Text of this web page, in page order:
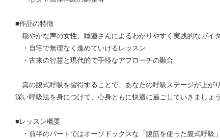
■作品の特徴
穏やかな声の女性、睡蓮さんによるわかりやすく実践的なガイ
・自宅で無理なく進めていけるレッスン
・古来の智慧と現代的で手軽なアプローチの融合
真の腹式呼吸を習得することで、あなたの呼吸ステージが上が
深い呼吸法を身につけて、心身ともに快適に過ごしていきましょ
■レッスン概要
・前半のパートではオーソドックスな「腹筋を使った腹式呼吸